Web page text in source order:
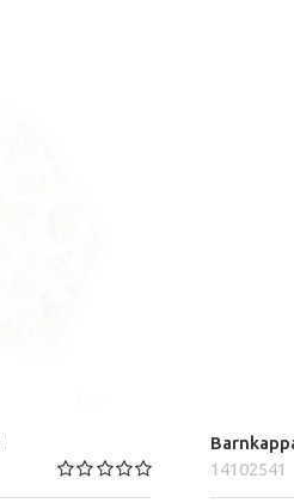
14102541